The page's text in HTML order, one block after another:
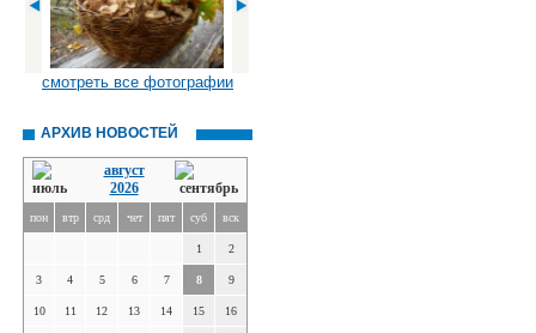
смотреть все фотографии
АРХИВ НОВОСТЕЙ
август
2026
пон втр срд чет пят суб вск
1 2
3 4 5 6 7 8 9
10 11 12 13 14 15 16